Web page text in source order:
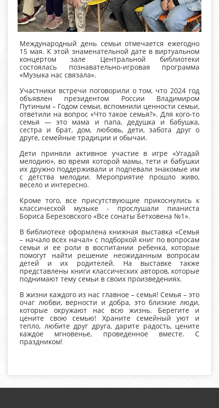
Международный день семьи отмечается ежегодно
15 мая. К этой знаменательной дате в виртуальном
концертом зале Центральной библиотеки
состоялась познавательно-игровая программа
«Музыка нас связала».
Участники встречи поговорили о том, что 2024 год
объявлен президентом России Владимиром
Путиным – Годом семьи, вспомнили ценности семьи,
ответили на вопрос «Что такое семья?». Для кого-то
семья — это мама и папа, дедушка и бабушка,
сестра и брат, дом, любовь, дети, забота друг о
друге, семейные традиции и обычаи.
Дети приняли активное участие в игре «Угадай
мелодию», во время которой мамы, тети и бабушки
их дружно поддерживали и подпевали знакомые им
с детства мелодии. Мероприятие прошло живо,
весело и интересно.
Кроме того, все присутствующие прикоснулись к
классической музыке - прослушали пианиста
Бориса Березовского «Все сонаты Бетховена №1».
В библиотеке оформлена книжная выставка «Семья
– начало всех начал» с подборкой книг по вопросам
семьи и ее роли в воспитании ребенка, которые
помогут найти решение неожиданным вопросам
детей и их родителей. На выставке также
представлены книги классических авторов, которые
поднимают тему семьи в своих произведениях.
В жизни каждого из нас главное – семья! Семья – это
очаг любви, верности и добра, это близкие люди,
которые окружают нас всю жизнь. Берегите и
цените свою семью! Храните семейный уют и
тепло, любите друг друга, дарите радость, цените
каждое мгновенье, проведенное вместе. С
праздником!